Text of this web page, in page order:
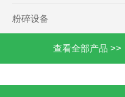
粉碎设备
查看全部产品 >>